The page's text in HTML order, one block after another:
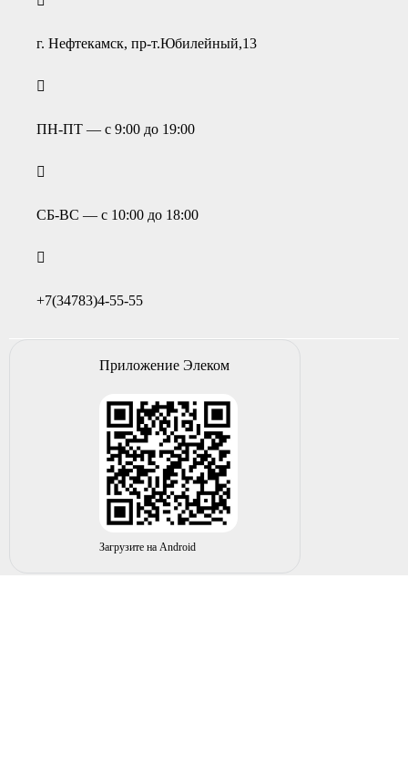
г. Нефтекамск, пр-т.Юбилейный,13
ПН-ПТ — с 9:00 до 19:00
СБ-ВС — с 10:00 до 18:00
+7(34783)4-55-55
Приложение Элеком
Загрузите на Android